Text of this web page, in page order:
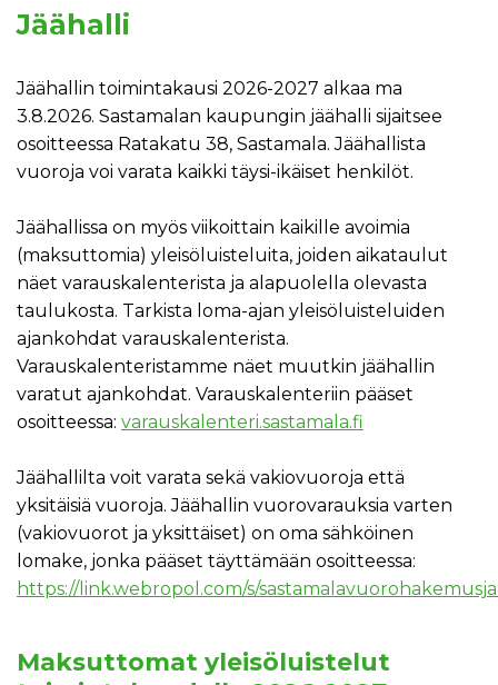
Jäähalli
Jäähallin toimintakausi 2026-2027 alkaa ma
3.8.2026. Sastamalan kaupungin jäähalli sijaitsee
osoitteessa Ratakatu 38, Sastamala. Jäähallista
vuoroja voi varata kaikki täysi-ikäiset henkilöt.
Jäähallissa on myös viikoittain kaikille avoimia
(maksuttomia) yleisöluisteluita, joiden aikataulut
näet varauskalenterista ja alapuolella olevasta
taulukosta. Tarkista loma-ajan yleisöluisteluiden
ajankohdat varauskalenterista.
Varauskalenteristamme näet muutkin jäähallin
varatut ajankohdat. Varauskalenteriin pääset
osoitteessa: varauskalenteri.sastamala.fi
Jäähallilta voit varata sekä vakiovuoroja että
yksitäisiä vuoroja. Jäähallin vuorovarauksia varten
(vakiovuorot ja yksittäiset) on oma sähköinen
lomake, jonka pääset täyttämään osoitteessa:
https://link.webropol.com/s/
Maksuttomat yleisöluistelut